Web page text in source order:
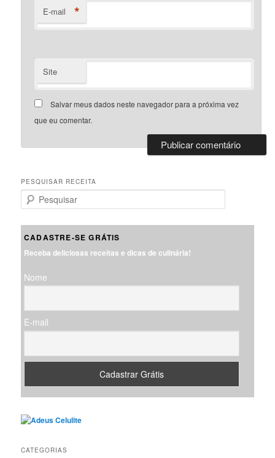
E-mail *
Site
Salvar meus dados neste navegador para a próxima vez
que eu comentar.
PESQUISAR RECEITA
e
u
a
CADASTRE-SE GRÁTIS
Receba deliciosas receitas e dicas de culinária!
Nome
E-mail
CATEGORIAS